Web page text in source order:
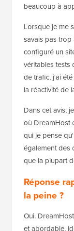
beaucoup à
Lorsque je me
savais pas
configuré un
véritables tests
de trafic, j'ai
la réactivité de
Dans cet avis,
où DreamHost
qui je pense
également des
que la plupart
Réponse
la peine ?
Oui.
et abordable,